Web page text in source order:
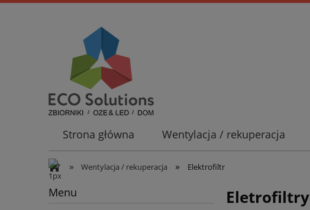
Strona główna Wentylacja / rekuperacja
» Wentylacja / rekuperacja » Elektrofiltr
Menu Eletrofiltry